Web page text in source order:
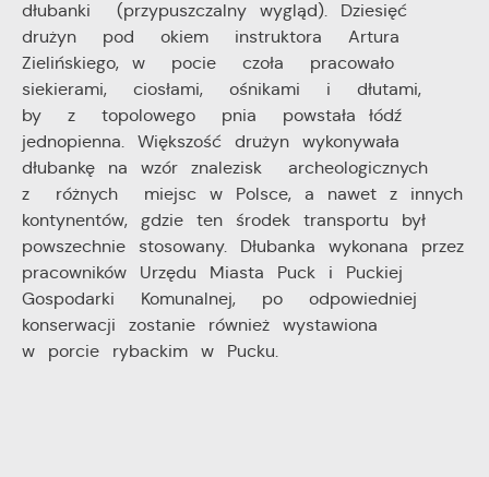
dłubanki (przypuszczalny wygląd). Dziesięć
drużyn pod okiem instruktora Artura
Zielińskiego, w pocie czoła pracowało
siekierami, ciosłami, ośnikami i dłutami,
by z topolowego pnia powstała łódź
jednopienna. Większość drużyn wykonywała
dłubankę na wzór znalezisk archeologicznych
z różnych miejsc w Polsce, a nawet z innych
kontynentów, gdzie ten środek transportu był
powszechnie stosowany. Dłubanka wykonana przez
pracowników Urzędu Miasta Puck i Puckiej
Gospodarki Komunalnej, po odpowiedniej
konserwacji zostanie również wystawiona
w porcie rybackim w Pucku.
informacje są przetwarzane w formie zanonimizowanej.
Wyrażenie zgody na analityczne pliki cookies
gwarantuje dostępność wszystkich funkcjonalności.
najciekawsze informacje i aktualności na stronach
naszych partnerów.
Promocyjne pliki cookies służą do prezentowania Ci
naszych komunikatów na podstawie analizy Twoich
upodobań oraz Twoich zwyczajów dotyczących
przeglądanej witryny internetowej. Treści promocyjne
mogą pojawić się na stronach podmiotów trzecich lub
firm będących naszymi partnerami oraz innych
dostawców usług. Firmy te działają w charakterze
pośredników prezentujących nasze treści w postaci
wiadomości, ofert, komunikatów mediów
społecznościowych.
Więcej